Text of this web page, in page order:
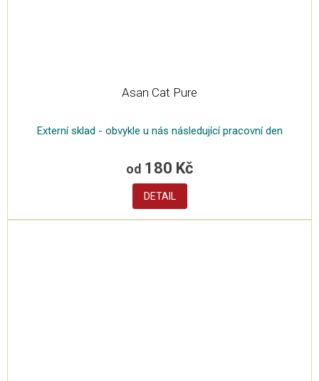
Asan Cat Pure
Externí sklad - obvykle u nás následující pracovní den
od 180 Kč
DETAIL